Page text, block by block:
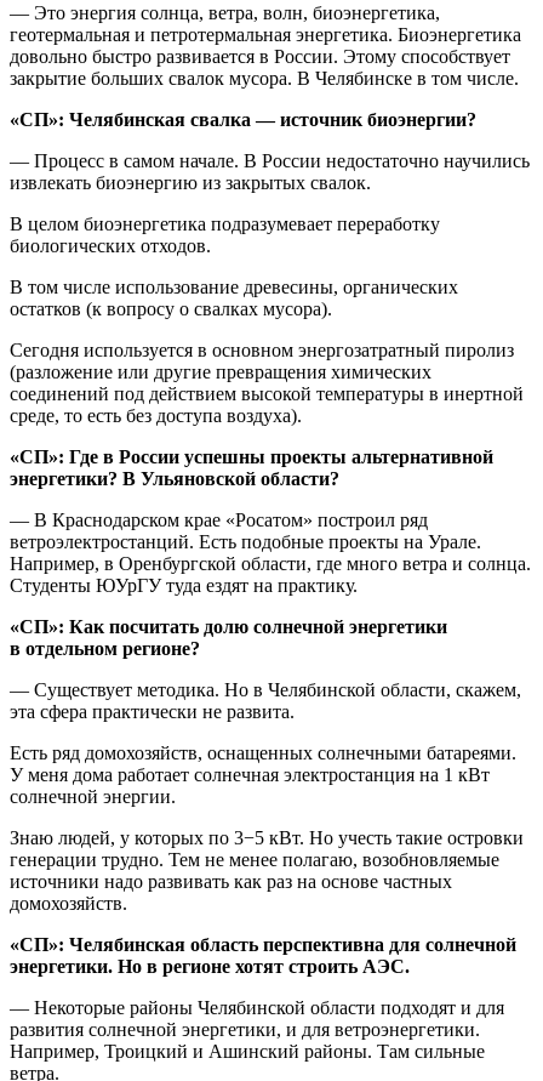
— Это энергия солнца, ветра, волн, биоэнергетика,
геотермальная и петротермальная энергетика. Биоэнергетика
довольно быстро развивается в России. Этому способствует
закрытие больших свалок мусора. В Челябинске в том числе.
«СП»: Челябинская свалка — источник биоэнергии?
— Процесс в самом начале. В России недостаточно научились
извлекать биоэнергию из закрытых свалок.
В целом биоэнергетика подразумевает переработку
биологических отходов.
В том числе использование древесины, органических
остатков (к вопросу о свалках мусора).
Сегодня используется в основном энергозатратный пиролиз
(разложение или другие превращения химических
соединений под действием высокой температуры в инертной
среде, то есть без доступа воздуха).
«СП»: Где в России успешны проекты альтернативной
энергетики? В Ульяновской области?
— В Краснодарском крае «Росатом» построил ряд
ветроэлектростанций. Есть подобные проекты на Урале.
Например, в Оренбургской области, где много ветра и солнца.
Студенты ЮУрГУ туда ездят на практику.
«СП»: Как посчитать долю солнечной энергетики
в отдельном регионе?
— Существует методика. Но в Челябинской области, скажем,
эта сфера практически не развита.
Есть ряд домохозяйств, оснащенных солнечными батареями.
У меня дома работает солнечная электростанция на 1 кВт
солнечной энергии.
Знаю людей, у которых по 3−5 кВт. Но учесть такие островки
генерации трудно. Тем не менее полагаю, возобновляемые
источники надо развивать как раз на основе частных
домохозяйств.
«СП»: Челябинская область перспективна для солнечной
энергетики. Но в регионе хотят строить АЭС.
— Некоторые районы Челябинской области подходят и для
развития солнечной энергетики, и для ветроэнергетики.
Например, Троицкий и Ашинский районы. Там сильные
ветра.